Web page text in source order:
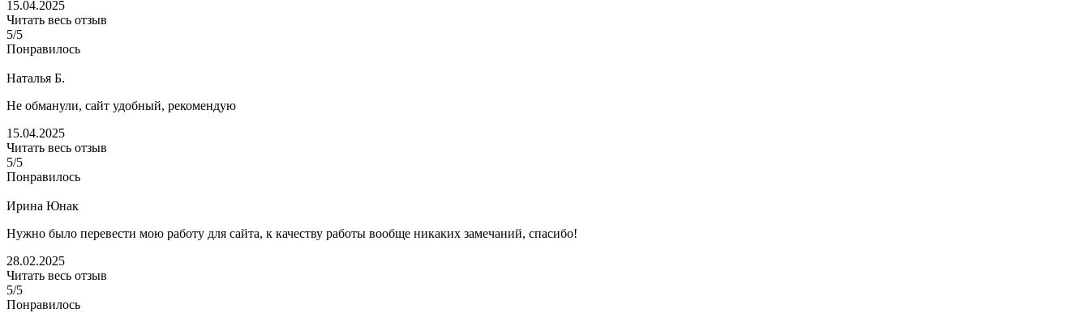
15.04.2025
Читать весь отзыв
5/5
Понравилось
Наталья Б.
Не обманули, сайт удобный, рекомендую
15.04.2025
Читать весь отзыв
5/5
Понравилось
Ирина Юнак
Нужно было перевести мою работу для сайта, к качеству работы вообще никаких замечаний, спасибо!
28.02.2025
Читать весь отзыв
5/5
Понравилось